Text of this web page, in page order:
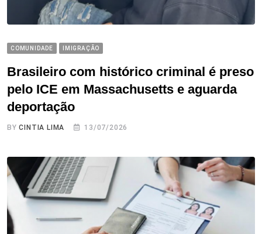
COMUNIDADE IMIGRAÇÃO
Brasileiro com histórico criminal é preso
pelo ICE em Massachusetts e aguarda
deportação
BYCINTIA LIMA 13/07/2026